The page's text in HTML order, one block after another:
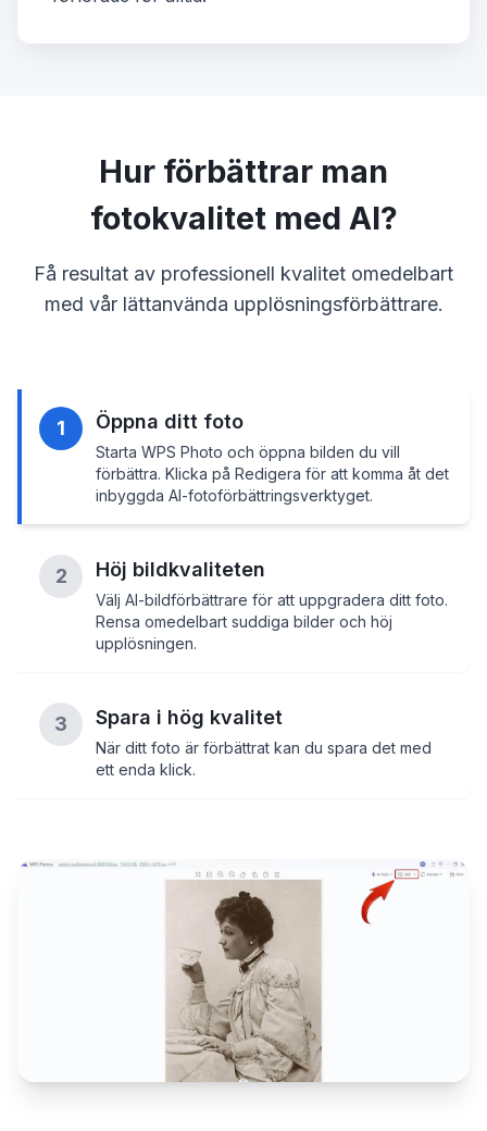
Hur förbättrar man
fotokvalitet med AI?
Få resultat av professionell kvalitet omedelbart
med vår lättanvända upplösningsförbättrare.
1 Öppna ditt foto
Starta WPS Photo och öppna bilden du vill
förbättra. Klicka på Redigera för att komma åt det
inbyggda AI-fotoförbättringsverktyget.
2 Höj bildkvaliteten
Välj AI-bildförbättrare för att uppgradera ditt foto.
Rensa omedelbart suddiga bilder och höj
upplösningen.
3 Spara i hög kvalitet
När ditt foto är förbättrat kan du spara det med
ett enda klick.